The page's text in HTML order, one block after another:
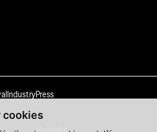
cookies
IndustryPress